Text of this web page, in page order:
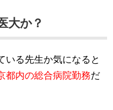
大か？
いる先生か気になると
都内の総合病院勤務だ